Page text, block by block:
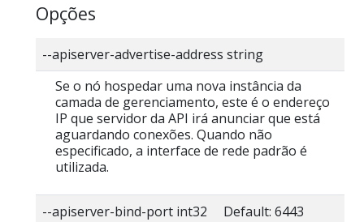
Opções
--apiserver-advertise-address string
Se o nó hospedar uma nova instância da
camada de gerenciamento, este é o endereço
IP que servidor da API irá anunciar que está
aguardando conexões. Quando não
especificado, a interface de rede padrão é
utilizada.
--apiserver-bind-port int32 Default: 6443